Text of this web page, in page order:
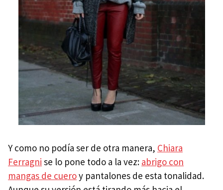
Y como no podía ser de otra manera, Chiara
Ferragni se lo pone todo a la vez: abrigo con
mangas de cueroy pantalones de esta tonalidad.